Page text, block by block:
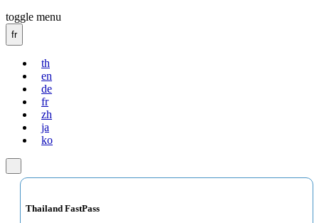
toggle menu
fr
th
en
de
fr
zh
ja
ko
Thailand FastPass